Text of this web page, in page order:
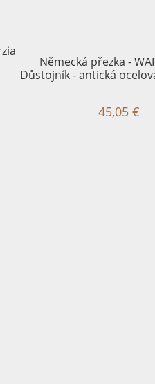
Německá přezka -
Důstojník - antická
45,05 €